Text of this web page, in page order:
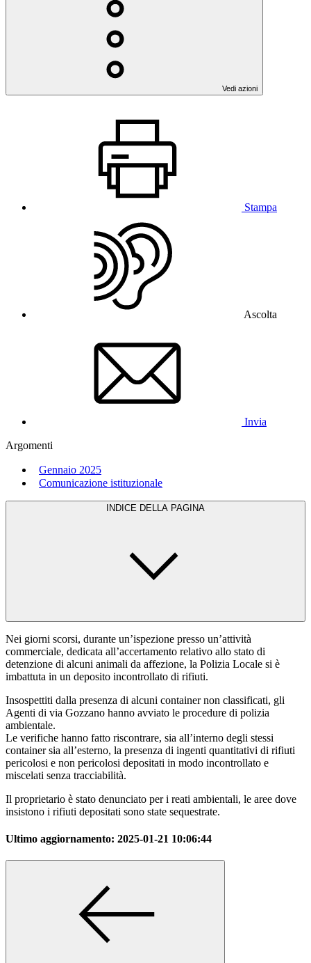
Vedi azioni
Stampa
Ascolta
Invia
Argomenti
Gennaio 2025
Comunicazione istituzionale
INDICE DELLA PAGINA
Nei giorni scorsi, durante un’ispezione presso un’attività
commerciale, dedicata all’accertamento relativo allo stato di
detenzione di alcuni animali da affezione, la Polizia Locale si è
imbattuta in un deposito incontrollato di rifiuti.
Insospettiti dalla presenza di alcuni container non classificati, gli
Agenti di via Gozzano hanno avviato le procedure di polizia
ambientale.
Le verifiche hanno fatto riscontrare, sia all’interno degli stessi
container sia all’esterno, la presenza di ingenti quantitativi di rifiuti
pericolosi e non pericolosi depositati in modo incontrollato e
miscelati senza tracciabilità.
Il proprietario è stato denunciato per i reati ambientali, le aree dove
insistono i rifiuti depositati sono state sequestrate.
Ultimo aggiornamento: 2025-01-21 10:06:44